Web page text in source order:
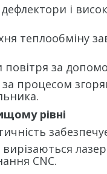
дефлектори і
теплообміну
повітря за
процесом
рівні
вирізаються
CNC.